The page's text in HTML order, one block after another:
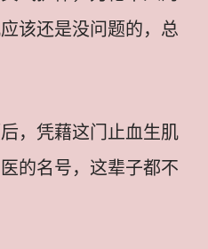
该还是没问题的，总
，凭藉这门止血生肌
的名号，这辈子都不